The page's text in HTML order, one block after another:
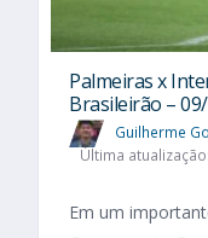
Palmeiras x
Brasileirão –
Guilherme
Última
Em um